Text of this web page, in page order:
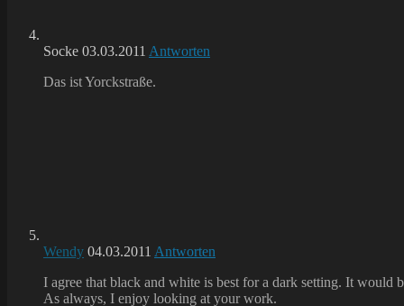
Socke 03.03.2011 Antworten
Das ist Yorckstraße.
Wendy 04.03.2011 Antworten
I agree that black and white is best for a dark setting. It would
As always, I enjoy looking at your work.